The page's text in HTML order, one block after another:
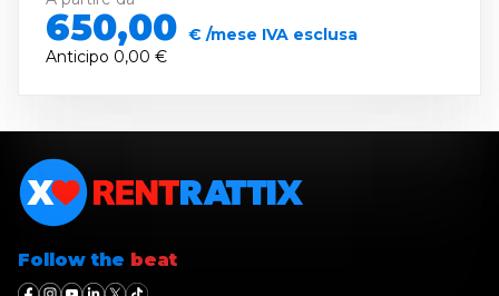
650,00 € /mese IVA esclusa
Anticipo 0,00 €
Follow the beat